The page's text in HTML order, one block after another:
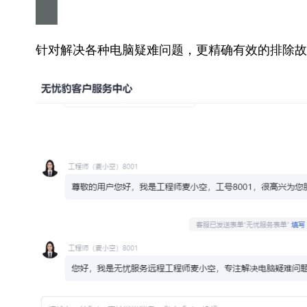
针对解决各种电脑疑难问题，更精确有效的排除